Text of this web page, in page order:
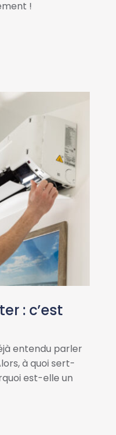
!
: c’est
entendu parler
à quoi sert-
est-elle un